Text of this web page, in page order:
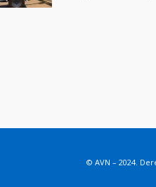
© AVN – 2024.